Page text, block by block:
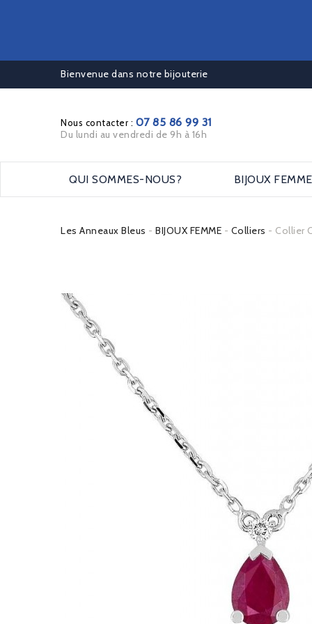
Bienvenue dans notre bijouterie
Nous contacter : 07 85 86 99 31
Du lundi au vendredi de 9h à 16h
QUI SOMMES-NOUS? BIJOUX FEMME
Les Anneaux Bleus BIJOUX FEMME Colliers Collier